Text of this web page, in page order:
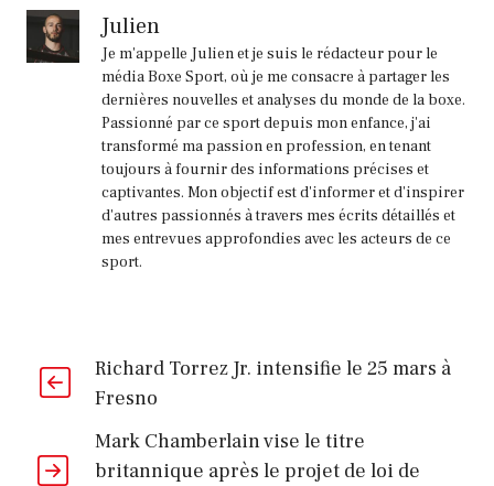
Julien
Je m'appelle Julien et je suis le rédacteur pour le
média Boxe Sport, où je me consacre à partager les
dernières nouvelles et analyses du monde de la boxe.
Passionné par ce sport depuis mon enfance, j'ai
transformé ma passion en profession, en tenant
toujours à fournir des informations précises et
captivantes. Mon objectif est d'informer et d'inspirer
d'autres passionnés à travers mes écrits détaillés et
mes entrevues approfondies avec les acteurs de ce
sport.
Richard Torrez Jr. intensifie le 25 mars à
Fresno
Mark Chamberlain vise le titre
britannique après le projet de loi de